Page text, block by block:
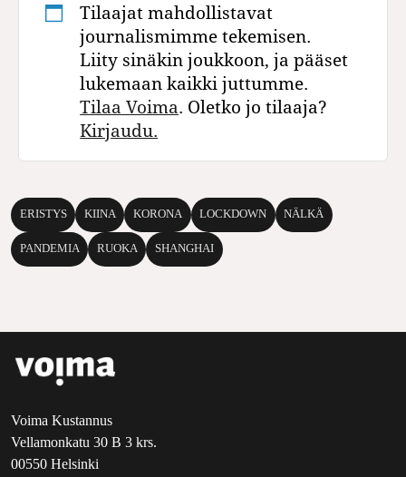
Tilaajat mahdollistavat
journalismimme tekemisen.
Liity sinäkin joukkoon, ja pääset
lukemaan kaikki juttumme.
Tilaa Voima. Oletko jo tilaaja?
Kirjaudu.
ERISTYS KIINA KORONA LOCKDOWN NÄLKÄ
PANDEMIA RUOKA SHANGHAI
Voima Kustannus
Vellamonkatu 30 B 3 krs.
00550 Helsinki